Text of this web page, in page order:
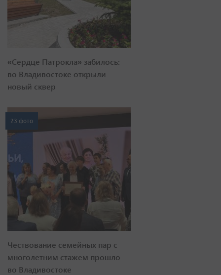
«Сердце Патрокла» забилось:
во Владивостоке открыли
новый сквер
23 фото
Чествование семейных пар с
многолетним стажем прошло
во Владивостоке